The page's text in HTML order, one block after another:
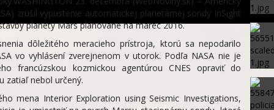
zrušil vypustenie automatickej planetárnej sondy InSight
planéty Mars plánované na marec 2016.
dôležitého meracieho prístroja, ktorú sa nepodarilo
vo vyhlásení zverejnenom v utorok. Podľa NASA nie je
francúzskou kozmickou agentúrou CNES opraviť do
zatiaľ nebol určený.
mena Interior Exploration using Seismic Investigations,